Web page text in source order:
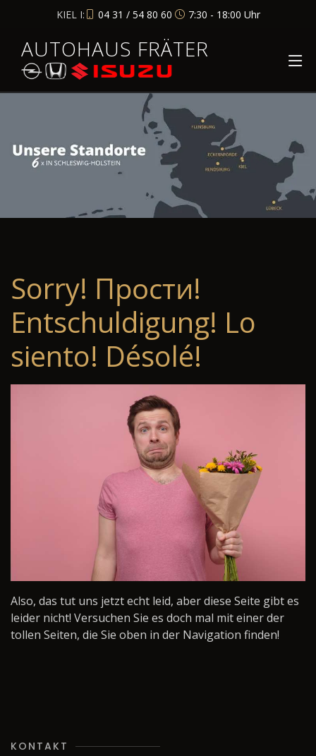
KIEL I: 04 31 / 54 80 60 7:30 - 18:00 Uhr
AUTOHAUS FRÄTER
Sorry! Прости!
Entschuldigung! Lo
siento! Désolé!
Also, das tut uns jetzt echt leid, aber diese Seite gibt es
leider nicht! Versuchen Sie es doch mal mit einer der
tollen Seiten, die Sie oben in der Navigation finden!
KONTAKT